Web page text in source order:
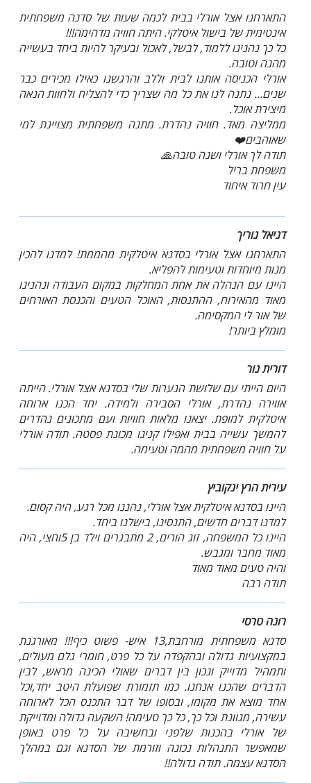
התארחנו אצל אורלי בבית לכמה שעות של סדנה משפחתית
אינטימית של בישול איטלקי. היתה חוויה מדהימה!!!
כל כך נהנינו ללמוד, לבשל, לאכול ובעיקר להיות ביחד בעשייה
מהנה וטובה.
אורלי הכניסה אותנו לבית וללב והרגשנו כאילו מכירים כבר
שנים... נתנה לנו את כל מה שצריך כדי להצליח ולחוות הנאה
מיצירת אוכל.
ממליצה מאד. חוויה נהדרת. מתנה משפחתית מצויינת למי
שאוהבים❤️
תודה לך אורלי ושנה טובה🙏
משפחת בריל
עין חרוד איחוד
דניאל נוריך
התארחנו אצל אורלי בסדנא איטלקית מהממת! למדנו להכין
מנות מיוחדות וטעימות להפליא.
היינו עם הנהלה את אחת המחלקות במקום העבודה ונהנינו
מאוד מהאירוח, ההתנסות, האוכל הטעים והכנסת האורחים
של אור לי המקסימה.
מומלץ ביותר!
דורית נור
היום הייתי עם שלושת הנערות שלי בסדנא אצל אורלי. הייתה
אווירה נהדרת, אורלי הסבירה ולמידה. יחד הכנו ארוחה
איטלקית למופת. יצאנו מלאות חוויות ועם מתכונים נהדרים
להמשך עשייה בבית ואפילו קנינו מכונת פסטה. תודה אורלי
על חוויה משפחתית מהמה וטעימה.
עירית הרץ ינקוביץ
היינו בסדנא איטלקית אצל אורלי, נהננו מכל רגע, היה קסום.
למדנו דברים חדשים, התנסינו, בישלנו ביחד.
היינו כל המשפחה, זוג הורים, 2 מתבגרים וילד בן 5וחצי, היה
מאוד מחבר ומגבש.
והיה טעים מאוד מאוד
תודה רבה
רונה טרסי
סדנא משפחתית מורחבת,13 איש- פשוט כיף!!! מאורגנת
במקצועיות גדולה ובהקפדה על כל פרט, חומרי גלם מעולים,
ותמהיל מדוייק ונכון בין דברים שאולי הכינה מראש, לבין
הדברים שהכנו אנחנו. כמו תזמורת שפועלת היטב יחד,וכל
אחד מוצא את מקומו, ובסופו של דבר התכנס הכל לארוחה
עשירה, מגוונת וכל כך, כל כך טעימה! השקעה גדולה ומדוייקת
של אורלי בהכנות שלפני ובחשיבה על כל פרט באופן
שמאפשר התנהלות נכונה וזורמת של הסדנא וגם במהלך
הסדנא עצמה. תודה גדולה!!